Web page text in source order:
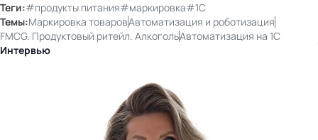
Теги:#продукты питания#маркировка#1С
Темы:Маркировка товаровАвтоматизация и роботизация
FMCG. Продуктовый ритейл. АлкогольАвтоматизация на 1С
Интервью